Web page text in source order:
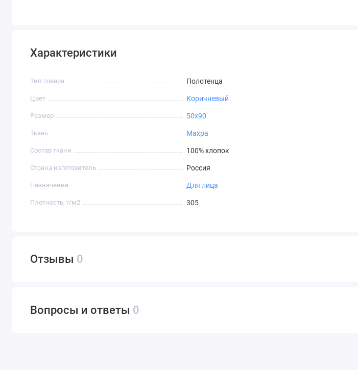
Характеристики
Тип товара Полотенца
Цвет Коричневый
Размер 50х90
Ткань Махра
Состав ткани 100% хлопок
Страна изготовитель Россия
Назначение Для лица
Плотность, г/м2 305
Отзывы 0
Вопросы и ответы 0